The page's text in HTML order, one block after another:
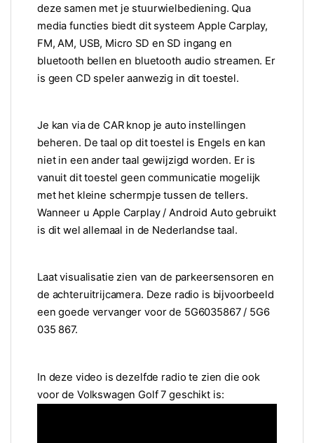
deze samen met je stuurwielbediening. Qua
media functies biedt dit systeem Apple Carplay,
FM, AM, USB, Micro SD en SD ingang en
bluetooth bellen en bluetooth audio streamen. Er
is geen CD speler aanwezig in dit toestel.
Je kan via de CAR knop je auto instellingen
beheren. De taal op dit toestel is Engels en kan
niet in een ander taal gewijzigd worden. Er is
vanuit dit toestel geen communicatie mogelijk
met het kleine schermpje tussen de tellers.
Wanneer u Apple Carplay / Android Auto gebruikt
is dit wel allemaal in de Nederlandse taal.
Laat visualisatie zien van de parkeersensoren en
de achteruitrijcamera. Deze radio is bijvoorbeeld
een goede vervanger voor de 5G6035867 / 5G6
035 867.
In deze video is dezelfde radio te zien die ook
voor de Volkswagen Golf 7 geschikt is: